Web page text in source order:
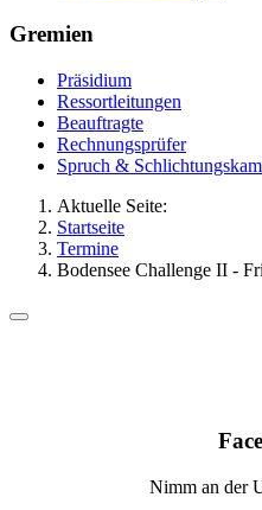
Gremien
Präsidium
Ressortleitungen
Beauftragte
Rechnungsprüfer
Spruch &
Aktuelle Seite:
Startseite
Termine
Bodensee Challenge II -
Nimm an der